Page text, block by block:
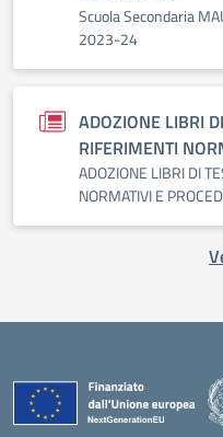
Scuola Secondaria
2023-24
ADOZIONE LIBRI
RIFERIMENTI
ADOZIONE LIBRI DI
NORMATIVI E